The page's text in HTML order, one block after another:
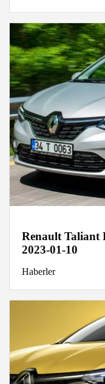
Renault Taliant
2023-01-10
Haberler